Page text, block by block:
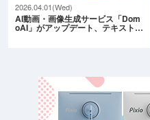
2026.04.01(Wed)
AI動画・画像生成サービス「Dom
oAI」がアップデート、テキスト…